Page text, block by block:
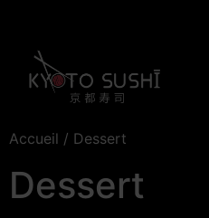
Accueil / Dessert
Dessert